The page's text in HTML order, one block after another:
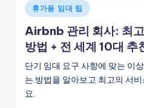
게
시
됨
휴가용 임대 팁
Airbnb 관리 회사: 최
방법 + 전 세계 10대 추
단기 임대 요구 사항에 맞는 이
는 방법을 알아보고 최고의 서
요.